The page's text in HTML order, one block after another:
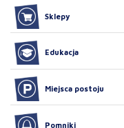
Sklepy
Edukacja
Miejsca postoju
Pomniki